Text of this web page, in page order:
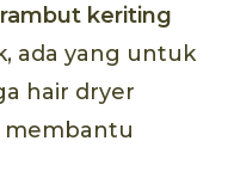
rambut keriting
ada yang untuk
hair dryer